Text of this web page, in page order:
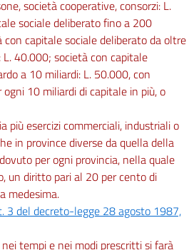
società cooperative, consorzi: L.
sociale deliberato fino a 200
capitale sociale deliberato da oltre
40.000; società con capitale
a 10 miliardi: L. 50.000, con
10 miliardi di capitale in più, o
più esercizi commerciali, industriali o
in province diverse da quella della
per ogni provincia, nella quale
un diritto pari al 20 per cento di
medesima.
3 del decreto-legge 28 agosto 1987,
tempi e nei modi prescritti si farà